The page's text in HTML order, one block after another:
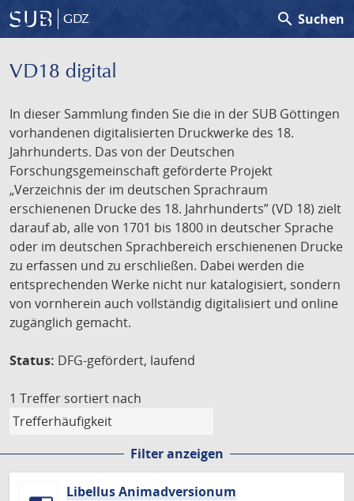
GDZ search Suchen
VD18 digital
In dieser Sammlung finden Sie die in der SUB Göttingen
vorhandenen digitalisierten Druckwerke des 18.
Jahrhunderts. Das von der Deutschen
Forschungsgemeinschaft geförderte Projekt
„Verzeichnis der im deutschen Sprachraum
erschienenen Drucke des 18. Jahrhunderts” (VD 18) zielt
darauf ab, alle von 1701 bis 1800 in deutscher Sprache
oder im deutschen Sprachbereich erschienenen Drucke
zu erfassen und zu erschließen. Dabei werden die
entsprechenden Werke nicht nur katalogisiert, sondern
von vornherein auch vollständig digitalisiert und online
zugänglich gemacht.
Status: DFG-gefördert, laufend
1 Treffer sortiert nach
Filter anzeigen
Libellus Animadversionum